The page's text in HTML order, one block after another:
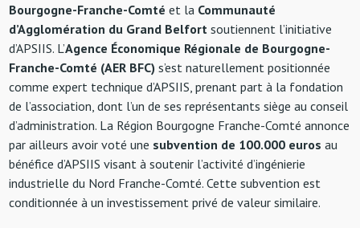
Bourgogne-Franche-Comté et la Communauté
d’Agglomération du Grand Belfort soutiennent l’initiative
d’APSIIS. L’Agence Économique Régionale de Bourgogne-
Franche-Comté (AER BFC) s’est naturellement positionnée
comme expert technique d’APSIIS, prenant part à la fondation
de l’association, dont l’un de ses représentants siège au conseil
d’administration. La Région Bourgogne Franche-Comté annonce
par ailleurs avoir voté une subvention de 100.000 euros au
bénéfice d’APSIIS visant à soutenir l’activité d’ingénierie
industrielle du Nord Franche-Comté. Cette subvention est
conditionnée à un investissement privé de valeur similaire.